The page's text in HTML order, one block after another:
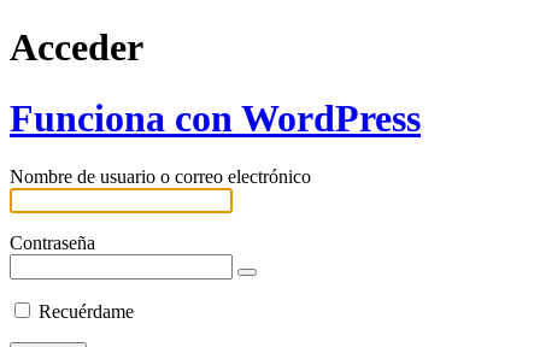
Acceder
Funciona con WordPress
Nombre de usuario o correo electrónico
Contraseña
Recuérdame